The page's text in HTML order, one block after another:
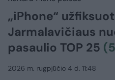
„iPhone“
Jarmalavičiaus
pasaulio TOP 25
2026 m. rugpjūčio 4 d. 11:48